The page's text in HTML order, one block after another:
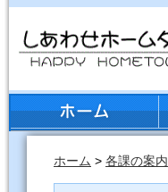
ホーム > 各課の案内